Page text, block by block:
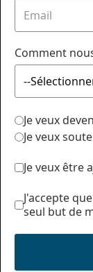
Comment
Je veux
Je veux
Je veux être
J'accepte
seul but de